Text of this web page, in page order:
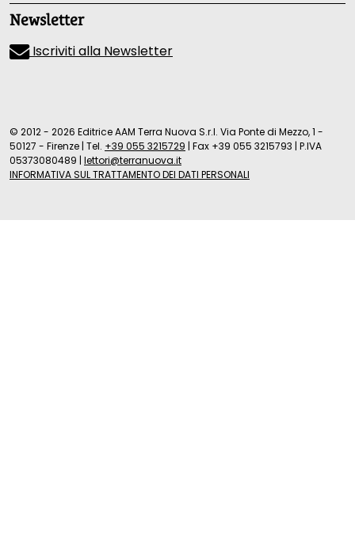
Newsletter
Iscriviti alla Newsletter
© 2012 - 2026 Editrice AAM Terra Nuova S.r.l. Via Ponte di Mezzo, 1 -
50127 - Firenze | Tel. +39 055 3215729 | Fax +39 055 3215793 | P.IVA
05373080489 | lettori@terranuova.it
INFORMATIVA SUL TRATTAMENTO DEI DATI PERSONALI